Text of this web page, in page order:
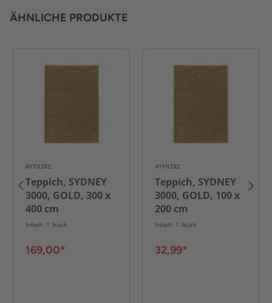
ÄHNLICHE PRODUKTE
AYYILDIZ
Teppich, SYDNEY
3000, GOLD, 300 x
400 cm
Inhalt: 1 Stück
169,00*
AYYILDIZ
Teppich, SYDNEY
3000, GOLD, 100 x
200 cm
Inhalt: 1 Stück
32,99*